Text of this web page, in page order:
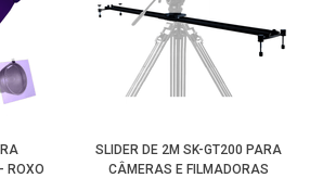
ROXO
SLIDER DE 2M SK-GT200 PARA
CÂMERAS E FILMADORAS